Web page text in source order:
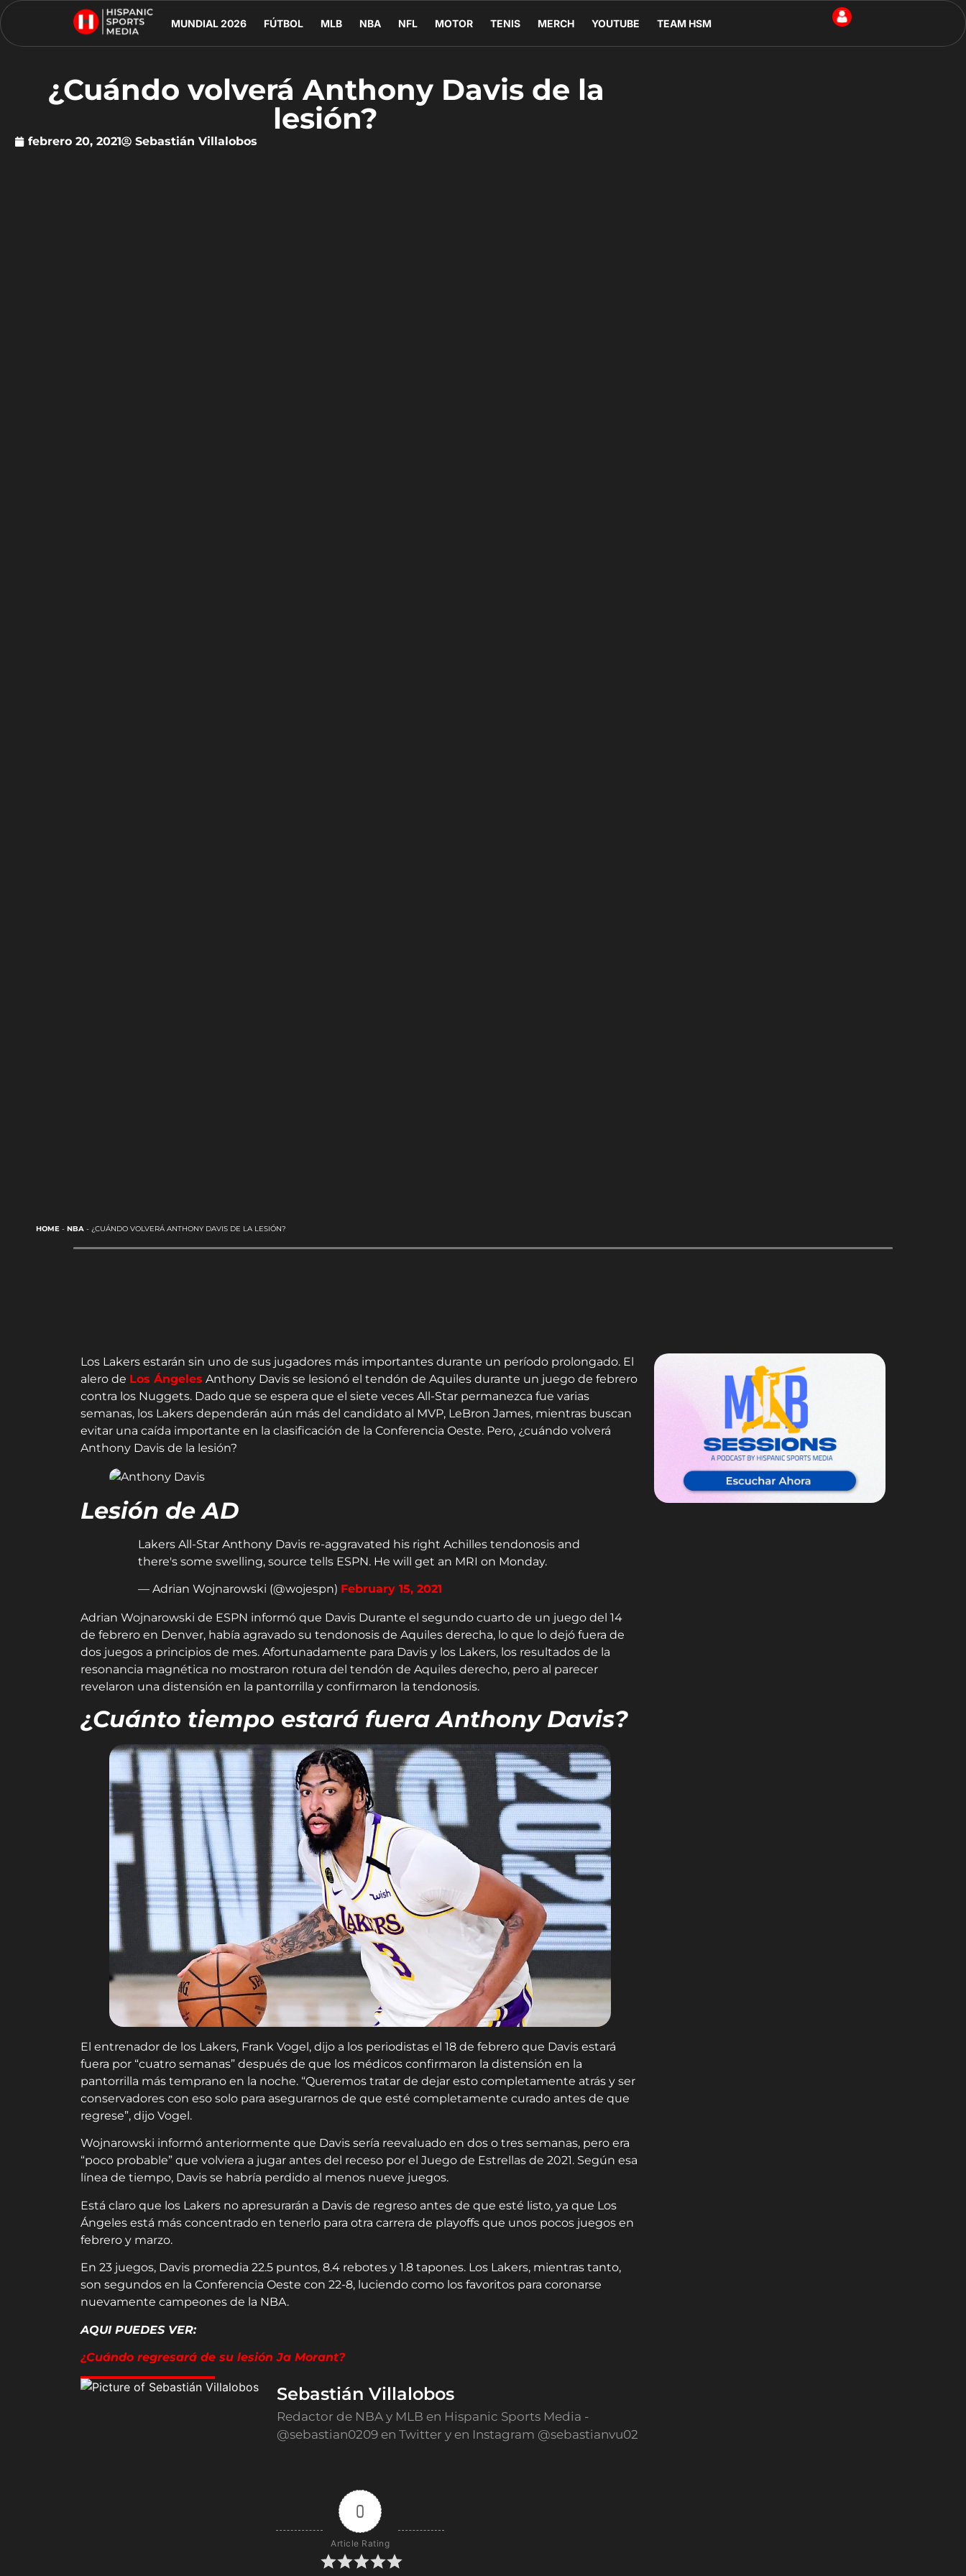
MUNDIAL 2026 FÚTBOL MLB NBA NFL MOTOR TENIS MERCH YOUTUBE TEAM HSM
¿Cuándo volverá Anthony Davis de la
lesión?
febrero 20, 2021 Sebastián Villalobos
HOME- NBA - ¿CUÁNDO VOLVERÁ ANTHONY DAVIS DE LA LESIÓN?
Los Lakers estarán sin uno de sus jugadores más importantes durante un período prolongado. El
alero de Los Ángeles Anthony Davis se lesionó el tendón de Aquiles durante un juego de febrero
contra los Nuggets. Dado que se espera que el siete veces All-Star permanezca fue varias
semanas, los Lakers dependerán aún más del candidato al MVP, LeBron James, mientras buscan
evitar una caída importante en la clasificación de la Conferencia Oeste. Pero, ¿cuándo volverá
Anthony Davis de la lesión?
Lesión de AD
Lakers All-Star Anthony Davis re-aggravated his right Achilles tendonosis and
there's some swelling, source tells ESPN. He will get an MRI on Monday.
— Adrian Wojnarowski (@wojespn) February 15, 2021
Adrian Wojnarowski de ESPN informó que Davis Durante el segundo cuarto de un juego del 14
de febrero en Denver, había agravado su tendonosis de Aquiles derecha, lo que lo dejó fuera de
dos juegos a principios de mes. Afortunadamente para Davis y los Lakers, los resultados de la
resonancia magnética no mostraron rotura del tendón de Aquiles derecho, pero al parecer
revelaron una distensión en la pantorrilla y confirmaron la tendonosis.
¿Cuánto tiempo estará fuera Anthony Davis?
El entrenador de los Lakers, Frank Vogel, dijo a los periodistas el 18 de febrero que Davis estará
fuera por “cuatro semanas” después de que los médicos confirmaron la distensión en la
pantorrilla más temprano en la noche. “Queremos tratar de dejar esto completamente atrás y ser
conservadores con eso solo para asegurarnos de que esté completamente curado antes de que
regrese”, dijo Vogel.
Wojnarowski informó anteriormente que Davis sería reevaluado en dos o tres semanas, pero era
“poco probable” que volviera a jugar antes del receso por el Juego de Estrellas de 2021. Según esa
línea de tiempo, Davis se habría perdido al menos nueve juegos.
Está claro que los Lakers no apresurarán a Davis de regreso antes de que esté listo, ya que Los
Ángeles está más concentrado en tenerlo para otra carrera de playoffs que unos pocos juegos en
febrero y marzo.
En 23 juegos, Davis promedia 22.5 puntos, 8.4 rebotes y 1.8 tapones. Los Lakers, mientras tanto,
son segundos en la Conferencia Oeste con 22-8, luciendo como los favoritos para coronarse
nuevamente campeones de la NBA.
AQUI PUEDES VER:
¿Cuándo regresará de su lesión Ja Morant?
Sebastián Villalobos
Redactor de NBA y MLB en Hispanic Sports Media -
@sebastian0209 en Twitter y en Instagram @sebastianvu02
0
Article Rating